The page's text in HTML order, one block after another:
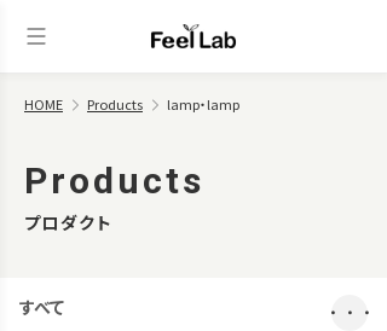
HOME Products lamp・lamp
Products
プロダクト
すべて ・・・